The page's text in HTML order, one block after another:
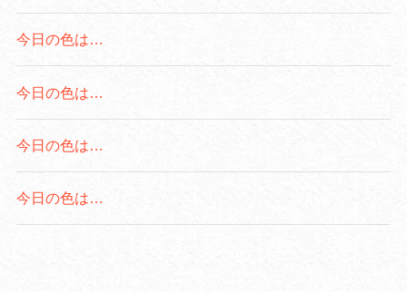
今日の色は…
今日の色は…
今日の色は…
今日の色は…